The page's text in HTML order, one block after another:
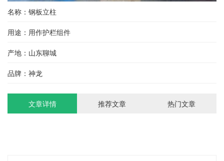
名称：钢板立柱
用途：用作护栏组件
产地：山东聊城
品牌：神龙
文章详情 推荐文章 热门文章